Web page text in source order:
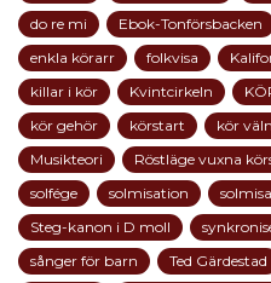
do re mi
Ebok-Tonförsbacken
enkla körarr
folkvisa
killar i kör
Kvintcirkeln
kör gehör
körstart kör
Musikteori
Röstläge vuxna
solfége
solmisation
Steg-kanon i D moll
sånger för barn
Ted Gärdestad